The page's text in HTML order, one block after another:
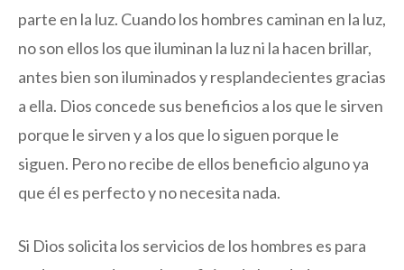
parte en la luz. Cuando los hombres caminan en la luz,
no son ellos los que iluminan la luz ni la hacen brillar,
antes bien son iluminados y resplandecientes gracias
a ella. Dios concede sus beneficios a los que le sirven
porque le sirven y a los que lo siguen porque le
siguen. Pero no recibe de ellos beneficio alguno ya
que él es perfecto y no necesita nada.
Si Dios solicita los servicios de los hombres es para